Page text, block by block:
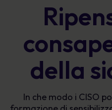
della
In che modo i CISO